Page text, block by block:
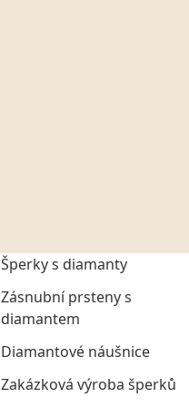
Šperky s diamanty
Zásnubní prsteny s
diamantem
Diamantové náušnice
Zakázková výroba šperků